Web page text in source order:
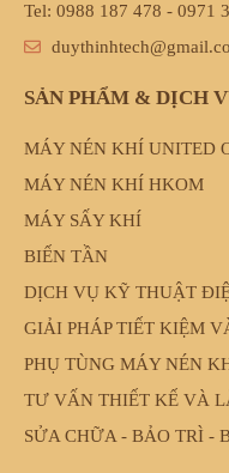
Tel: 0988 187 478 - 0971
SẢN PHẨM & DỊCH
MÁY NÉN KHÍ UNITED
MÁY NÉN KHÍ HKOM
MÁY SẤY KHÍ
BIẾN TẦN
DỊCH VỤ KỸ THUẬT
GIẢI PHÁP TIẾT KIỆM
PHỤ TÙNG MÁY NÉN
TƯ VẤN THIẾT KẾ VÀ
SỬA CHỮA - BẢO TRÌ -